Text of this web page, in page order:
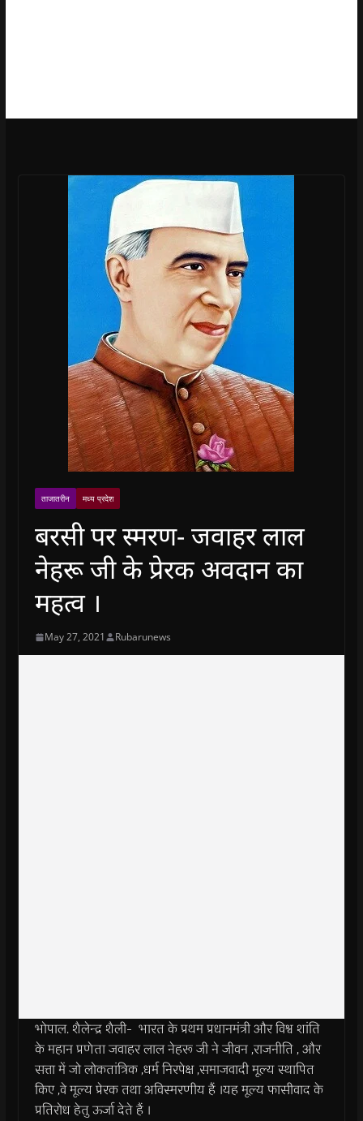
ताजातरीन मध्य प्रदेश
बरसी पर स्मरण- जवाहर लाल
नेहरू जी के प्रेरक अवदान का
महत्व ।
May 27, 2021 Rubarunews
भोपाल. शैलेन्द्र शैली- भारत के प्रथम प्रधानमंत्री और विश्व शांति
के महान प्रणेता जवाहर लाल नेहरू जी ने जीवन ,राजनीति , और
सत्ता में जो लोकतांत्रिक ,धर्म निरपेक्ष ,समाजवादी मूल्य स्थापित
किए ,वे मूल्य प्रेरक तथा अविस्मरणीय हैं ।यह मूल्य फासीवाद के
प्रतिरोध हेतु ऊर्जा देते हैं ।